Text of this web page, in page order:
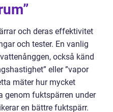
och deras effektivitet
och tester. En vanlig
också känd
eller ”vapor
mäter hur mycket
genom fuktspärren under
en bättre fuktspärr.